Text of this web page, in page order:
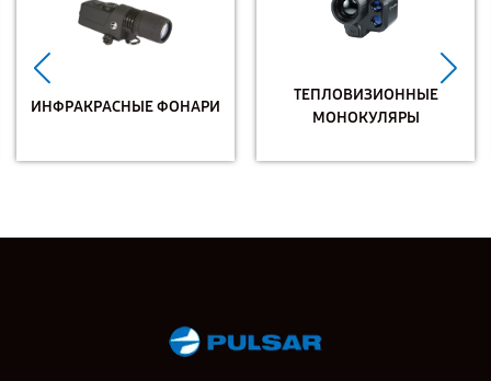
ИНФРАКРАСНЫЕ ФОНАРИ
ТЕПЛОВИЗИОННЫЕ
МОНОКУЛЯРЫ